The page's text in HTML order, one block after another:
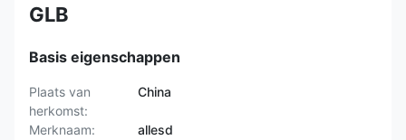
GLB
Basis eigenschappen
Plaats van
herkomst:
China
Merknaam:
allesd